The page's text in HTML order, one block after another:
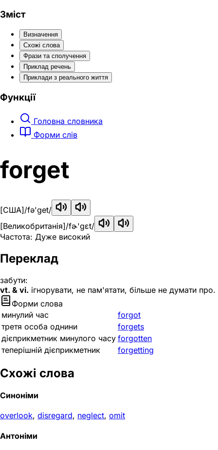
Зміст
Визначення
Схожі слова
Фрази та сполучення
Приклад речень
Приклади з реального життя
Функції
Головна словника
Форми слів
forget
[США]/fə'get/
[Великобританія]/fɚ'ɡɛt/
Частота: Дуже високий
Переклад
забути:
vt. & vi. ігнорувати, не пам'ятати, більше не думати про.
Форми слова
минулий час
forgot
третя особа однини
forgets
дієприкметник минулого часу forgotten
теперішній дієприкметник
forgetting
Схожі слова
Синоніми
overlook, disregard, neglect, omit
Антоніми